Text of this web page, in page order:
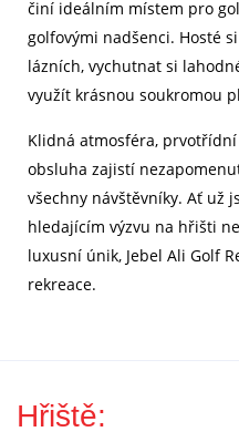
činí ideálním místem pro
golfovými nadšenci. Hosté
lázních, vychutnat si
využít krásnou soukromou
Klidná atmosféra,
obsluha zajistí
všechny návštěvníky. Ať už
hledajícím výzvu na hřišti
luxusní únik, Jebel Ali Golf
rekreace.
Hřiště: